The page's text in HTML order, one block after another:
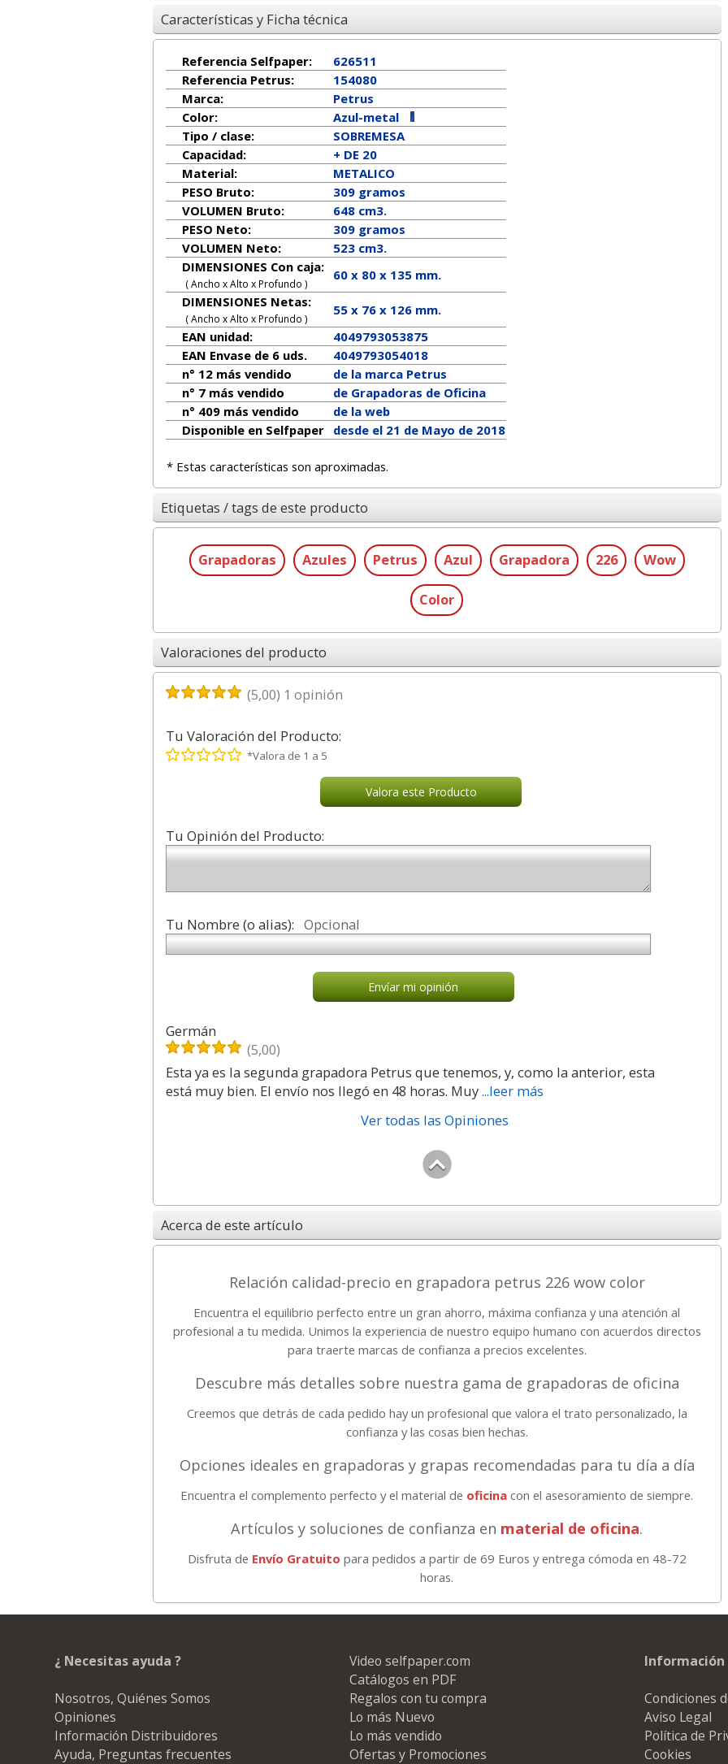
Características y Ficha técnica
Referencia Selfpaper:
626511
Referencia Petrus:
154080
Marca:
Petrus
Color:
Azul-metal
Tipo / clase:
SOBREMESA
Capacidad:
+ DE 20
Material:
METALICO
PESO Bruto:
309 gramos
VOLUMEN Bruto:
648 cm3.
PESO Neto:
309gramos
VOLUMEN Neto:
523 cm3.
DIMENSIONES Con caja:
( Ancho x Alto x Profundo )
60 x 80 x 135 mm.
DIMENSIONES Netas:
( Ancho x Alto x Profundo )
55x 76x 126mm.
EAN unidad:
4049793053875
EAN Envase de 6 uds.
4049793054018
n° 12 más vendido
de la marca Petrus
n° 7 más vendido
de Grapadoras de Oficina
n° 409 más vendido
de la web
Disponible en Selfpaper
desde el 21 de Mayo de 2018
* Estas características son aproximadas.
Etiquetas / tags de este producto
Grapadoras Azules Petrus Azul Grapadora 226 Wow
Color
Valoraciones del producto
(5,00) 1 opinión
Tu Valoración del Producto:
*Valora de 1 a 5
Valora este Producto
Tu Opinión del Producto:
Tu Nombre (o alias): Opcional
Envíar mi opinión
Germán
(5,00)
Esta ya es la segunda grapadora Petrus que tenemos, y, como la anterior, esta
está muy bien. El envío nos llegó en 48 horas. Muy...leer más
Ver todas las Opiniones
Acerca de este artículo
Relación calidad-precio en grapadora petrus 226 wow color
Encuentra el equilibrio perfecto entre un gran ahorro, máxima confianza y una atención al
profesional a tu medida. Unimos la experiencia de nuestro equipo humano con acuerdos directos
para traerte marcas de confianza a precios excelentes.
Descubre más detalles sobre nuestra gama de grapadoras de oficina
Creemos que detrás de cada pedido hay un profesional que valora el trato personalizado, la
confianza y las cosas bien hechas.
Opciones ideales en grapadoras y grapas recomendadas para tu día a día
Encuentra el complemento perfecto y el material de oficina con el asesoramiento de siempre.
Artículos y soluciones de confianza en material de oficina.
Disfruta de Envío Gratuito para pedidos a partir de 69 Euros y entrega cómoda en 48-72
horas.
¿ Necesitas ayuda ?
Nosotros, Quiénes Somos
Opiniones
Información Distribuidores
Ayuda, Preguntas frecuentes
Video selfpaper.com
Catálogos en PDF
Regalos con tu compra
Lo más Nuevo
Lo más vendido
Ofertas y Promociones
Información
Condiciones
Aviso Legal
Política de
Cookies